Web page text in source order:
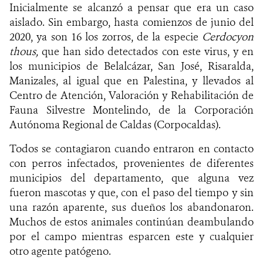
Inicialmente se alcanzó a pensar que era un caso
aislado. Sin embargo, hasta comienzos de junio del
2020, ya son 16 los zorros, de la especie Cerdocyon
thous, que han sido detectados con este virus, y en
los municipios de Belalcázar, San José, Risaralda,
Manizales, al igual que en Palestina, y llevados al
Centro de Atención, Valoración y Rehabilitación de
Fauna Silvestre Montelindo, dela Corporación
Autónoma Regional de Caldas (Corpocaldas).
Todos se contagiaron cuando entraron en contacto
con perros infectados, provenientes de diferentes
municipios del departamento, que alguna vez
fueron mascotas y que, con el paso del tiempo y sin
una razón aparente, sus dueños los abandonaron.
Muchos de estos animales continúan deambulando
por el campo mientras esparcen este y cualquier
otro agente patógeno.